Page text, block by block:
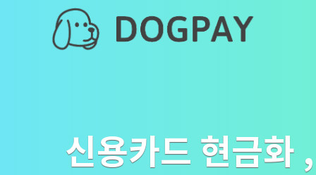
신용카드 현금화